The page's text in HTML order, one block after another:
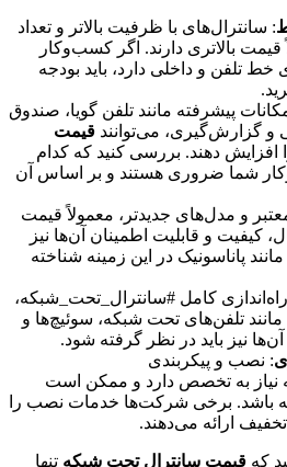
: سانترال‌های با ظرفیت بالاتر و تعداد
بالاتری دارند. اگر کسب‌وکار
خط تلفن و داخلی دارد، باید بودجه
پیشرفته مانند تلفن گویا، صندوق
و گزارش‌گیری، می‌توانند قیمت
افزایش دهند. بررسی کنید که کدام
شما ضروری هستند و بر اساس آن
و مدل‌های جدیدتر، معمولاً قیمت
کیفیت و قابلیت اطمینان آن‌ها نیز
پاناسونیک در این زمینه شناخته
کامل #سانترال_تحت_شبکه،
مانند تلفن‌های تحت شبکه، سوئیچ‌ها و
آن‌ها نیز باید در نظر گرفته شود.
: نصب و پیکربندی
نیاز به تخصص دارد و ممکن است
باشد. برخی شرکت‌ها خدمات نصب را
ارائه می‌دهند.
که قیمت سانترال تحت شبکه تنها